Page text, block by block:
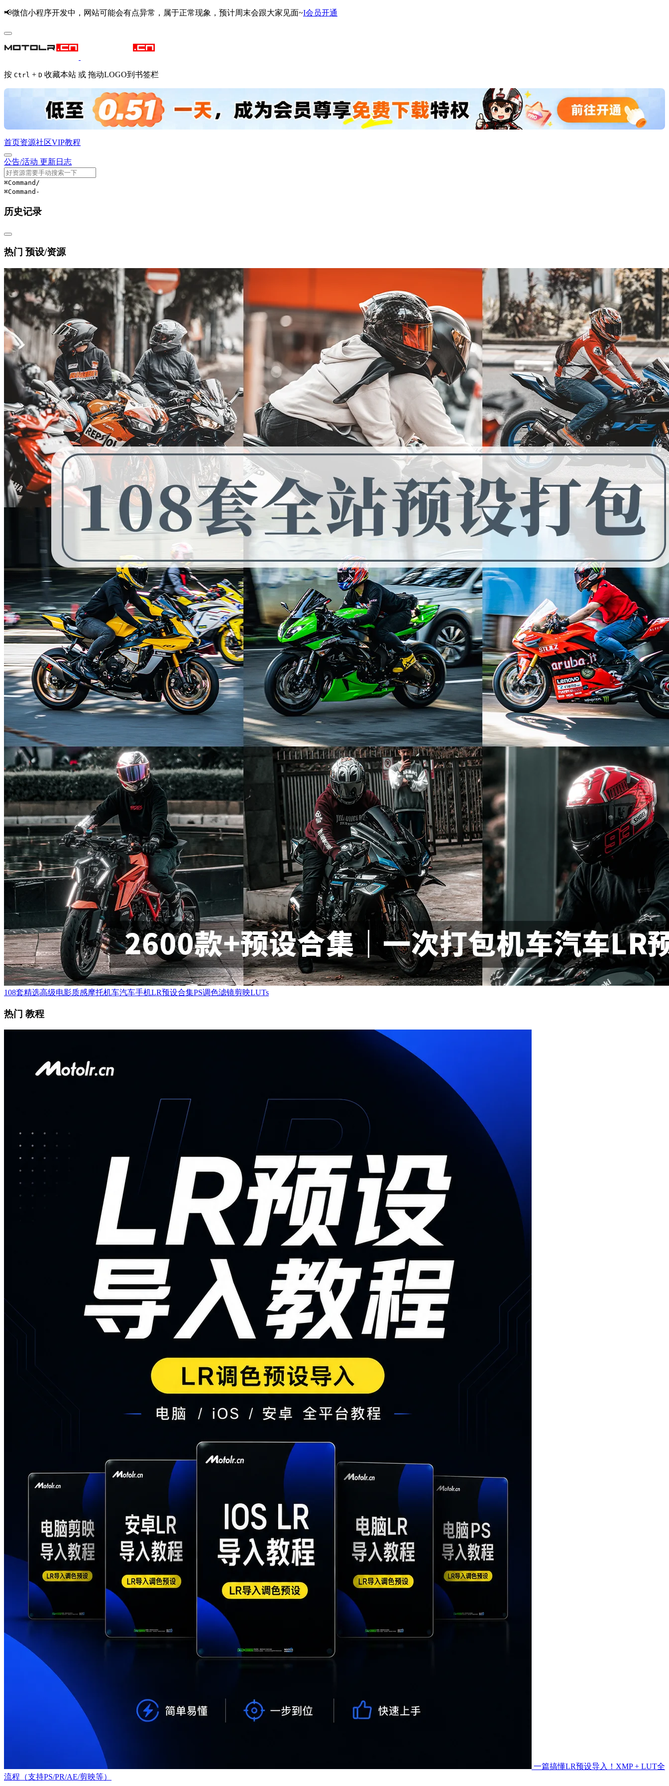
📢微信小程序开发中，网站可能会有点异常，属于正常现象，预计周末会跟大家见面~I会员开通
按 Ctrl + D 收藏本站 或 拖动LOGO到书签栏
首页资源社区VIP教程
公告/活动 更新日志
⌘Command /
⌘Command -
历史记录
热门 预设/资源
108套精选高级电影质感摩托机车汽车手机LR预设合集PS调色滤镜剪映LUTs
热门 教程
一篇搞懂LR预设导入！XMP + LUT全
流程（支持PS/PR/AE/剪映等）